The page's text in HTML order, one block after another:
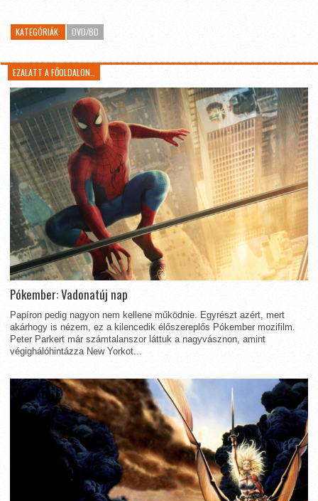
KATEGÓRIÁK: DVD/BD
EZALATT A FŐOLDALON…
Pókember: Vadonatúj nap
Papíron pedig nagyon nem kellene működnie. Egyrészt azért, mert
akárhogy is nézem, ez a kilencedik élőszereplős Pókember mozifilm.
Peter Parkert már számtalanszor láttuk a nagyvásznon, amint
végighálóhintázza New Yorkot...